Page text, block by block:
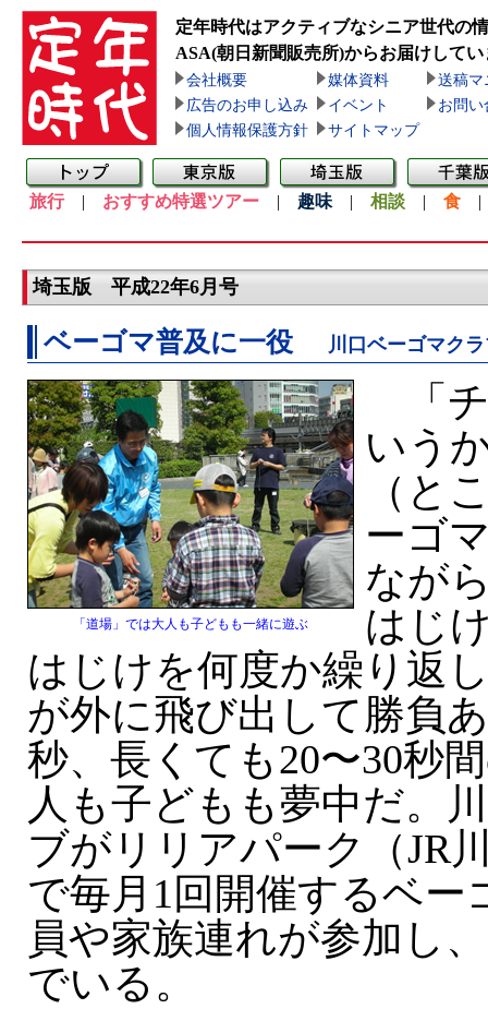
定年時代はアクティブなシニア世代の
ASA(朝日新聞販売所)からお届けしてい
会社概要 媒体資料
送稿マ
広告のお申し込み
イベント
お問い
個人情報保護方針
サイトマップ
旅行| おすすめ特選ツアー | 趣味 | 相談 | 食
埼玉版 平成22年6月号
ベーゴマ普及に一役 川口ベーゴマク
「道場」では大人も子どもも一緒に遊ぶ
「チ
いう
（と
ーゴ
なが
はじ
はじけを何度か繰り返
が外に飛び出して勝負
秒、長くても20〜30秒
人も子どもも夢中だ。
ブがリリアパーク（JR
で毎月1回開催するベー
員や家族連れが参加し
でいる。